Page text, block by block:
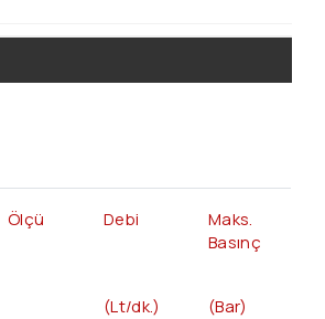
Kolları
Ölçü Debi
Maks.
Basınç
(Lt/dk.) (Bar)